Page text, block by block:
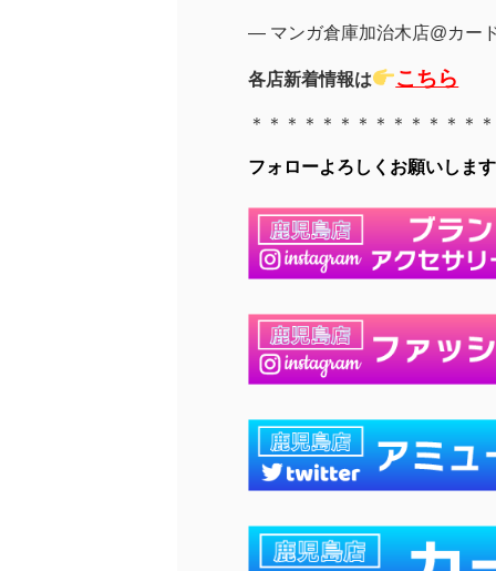
— マンガ倉庫加治木店@カー
各店新着情報は こちら
＊＊＊＊＊＊＊＊＊＊＊＊＊
フォローよろしくお願いしま